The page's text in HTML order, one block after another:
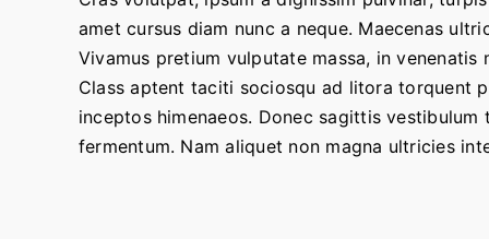
amet cursus diam nunc a neque. Maecenas
Vivamus pretium vulputate massa, in venenatis
Class aptent taciti sociosqu ad litora torquent
inceptos himenaeos. Donec sagittis vestibulum
fermentum. Nam aliquet non magna ultricies